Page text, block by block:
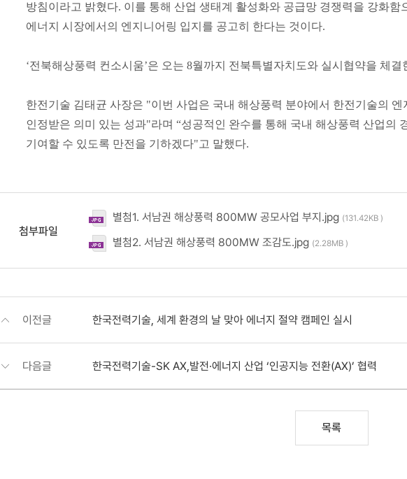
방침이라고 밝혔다. 이를 통해 산업 생태계 활성화와 공급망 경쟁력을 강화함
에너지 시장에서의 엔지니어링 입지를 공고히 한다는 것이다.
‘전북해상풍력 컨소시움’은 오는 8월까지 전북특별자치도와 실시협약을 체
한전기술 김태균 사장은 "이번 사업은 국내 해상풍력 분야에서 한전기술의
인정받은 의미 있는 성과"라며 “성공적인 완수를 통해 국내 해상풍력 산업의
기여할 수 있도록 만전을 기하겠다"고 말했다.
첨부파일
별첨1. 서남권 해상풍력 800MW 공모사업 부지.jpg (131.42KB )
별첨2. 서남권 해상풍력 800MW 조감도.jpg (2.28MB )
이전글 한국전력기술, 세계 환경의 날 맞아 에너지 절약 캠페인 실시
다음글 한국전력기술-SK AX,발전·에너지 산업 ‘인공지능 전환(AX)’ 협력
목록